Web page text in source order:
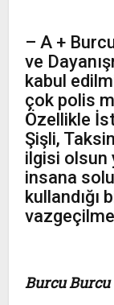
– A +
ve
kabul
çok polis
Özellikle
Şişli,
ilgisi olsun
insana
kullandığı
Burcu Burcu